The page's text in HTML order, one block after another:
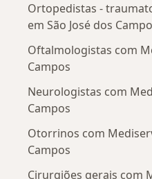
Ortopedistas -
em São José dos
Oftalmologistas com
Campos
Neurologistas com
Campos
Otorrinos com
Campos
Cirurgiões gerais com